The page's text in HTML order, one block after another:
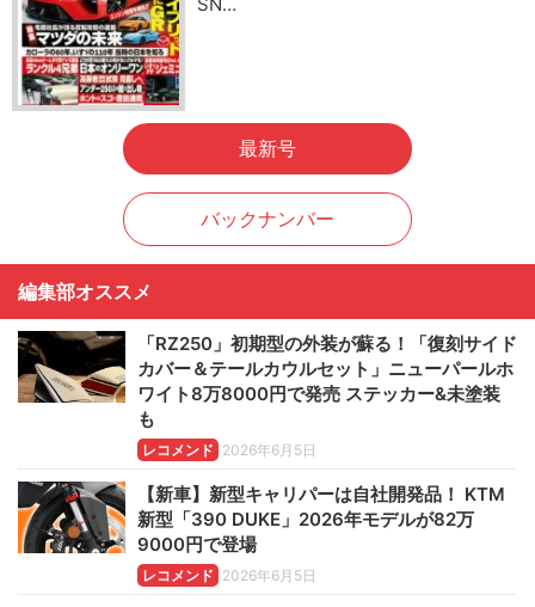
最新号
バックナンバー
編集部オススメ
「RZ250」初期型の外装が蘇る！「復刻サイド
カバー＆テールカウルセット」ニューパールホ
ワイト8万8000円で発売 ステッカー&未塗装
も
レコメンド 2026年6月5日
【新車】新型キャリパーは自社開発品！ KTM
新型「390 DUKE」2026年モデルが82万
9000円で登場
レコメンド 2026年6月5日